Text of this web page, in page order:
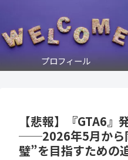
プロフィール
【悲報】『GTA6』
──2026年5月から
璧”を目指すための